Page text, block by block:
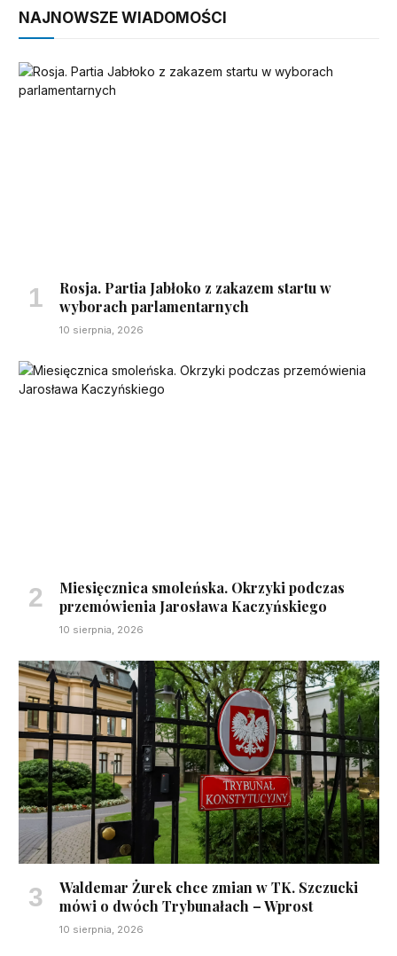
NAJNOWSZE WIADOMOŚCI
Rosja. Partia Jabłoko z zakazem startu w
wyborach parlamentarnych
10 sierpnia, 2026
Miesięcznica smoleńska. Okrzyki podczas
przemówienia Jarosława Kaczyńskiego
10 sierpnia, 2026
Waldemar Żurek chce zmian w TK. Szczucki
mówi o dwóch Trybunałach – Wprost
10 sierpnia, 2026